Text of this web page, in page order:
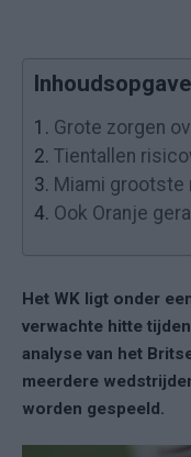
Inhoudsopgave
1. Grote zorgen
2. Tientallen
3. Miami grootste
4. Ook Oranje
Het WK ligt onder
verwachte hitte
analyse van het
meerdere
worden gespeeld.